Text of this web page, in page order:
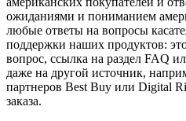
ожиданиями и пониманием
любые ответы на вопросы
поддержки наших продуктов:
вопрос, ссылка на раздел FAQ
даже на другой источник,
партнеров Best Buy или Digital
заказа.